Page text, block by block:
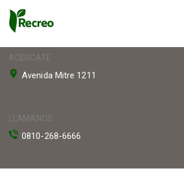
ACERCATE
Avenida Mitre 1211
LLAMANOS
0810-268-6666